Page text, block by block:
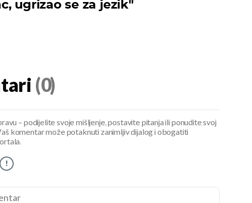
ugrizao se za jezik"
(0)
– podijelite svoje mišljenje, postavite pitanja ili ponudite svoj
komentar može potaknuti zanimljiv dijalog i obogatiti
!